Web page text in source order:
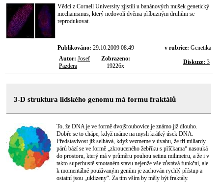
Vědci z Cornell University zjistili u banánových mušek genetický
mechanismus, který nedovolí dvěma příbuzným druhům se
reprodukovat.
Publikováno: 29.10.2009 08:49 v rubrice: Genetika
Autor: Josef
Pazdera
Zobrazeno:
19226x
Diskuze: 3
3-D struktura lidského genomu má formu fraktálů
To, že DNA je ve formě dvojšroubovice je známo již dlouho.
Dobře se to chápe, když máme na mysli krátký úsek DNA.
Představivost již selhává, když vezmeme v úvahu, že tři miliardy
párů bází se ve formě „zkrouceného žebříku s příčkama“ nasouká
do prostoru, který má v průměru pouhou setinu milimetru, a že i v
takto superhustě smotaném stavu nejenže vše zůstává funkční, ale
k momentálně používaným genům je zachován rychlý přístup a
ostatní jsou „uklizeny“. Za tím vším by měly být fraktály.